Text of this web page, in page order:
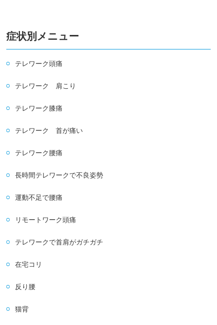
症状別メニュー
テレワーク頭痛
テレワーク 肩こり
テレワーク膝痛
テレワーク 首が痛い
テレワーク腰痛
長時間テレワークで不良姿勢
運動不足で腰痛
リモートワーク頭痛
テレワークで首肩がガチガチ
在宅コリ
反り腰
猫背